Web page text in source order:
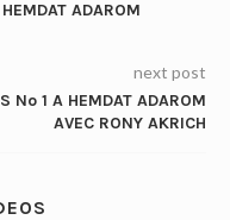
ADAROM
next post
No 1 A HEMDAT ADAROM
AVEC RONY AKRICH